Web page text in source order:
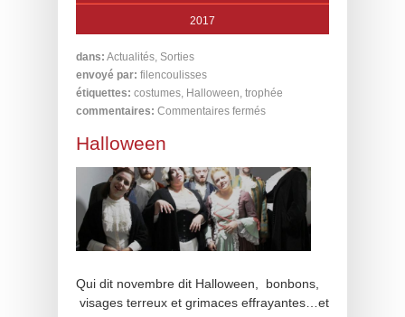
2017
dans: Actualités, Sorties
envoyé par: filencoulisses
étiquettes: costumes, Halloween, trophée
commentaires: Commentaires fermés
Halloween
Qui dit novembre dit Halloween, bonbons,
visages terreux et grimaces effrayantes…et